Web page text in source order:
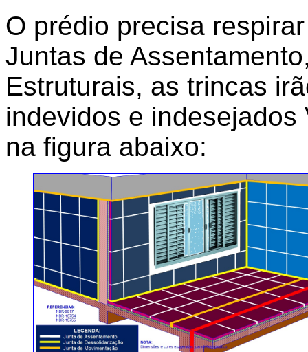
O prédio precisa
Juntas de
Estruturais, as trincas
indevidos e
na figura abaixo: